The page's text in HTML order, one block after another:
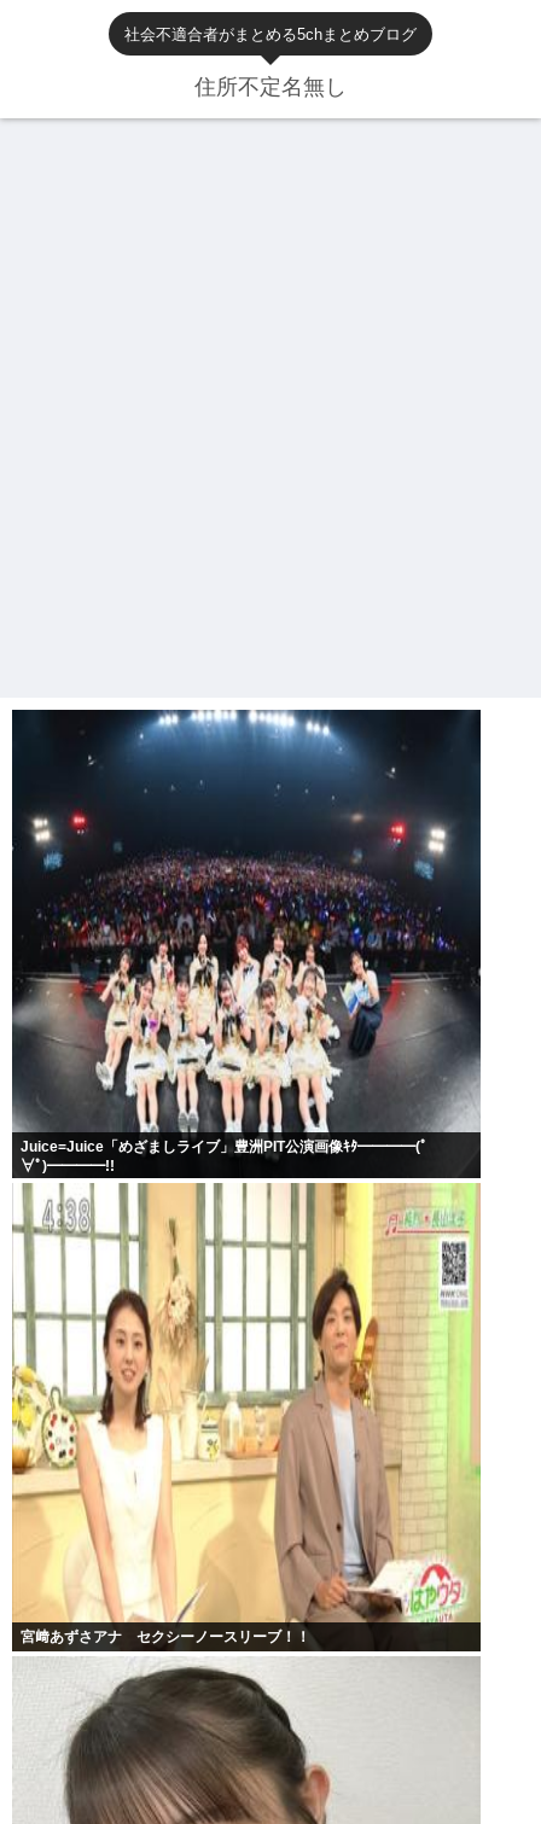
社会不適合者がまとめる5chまとめブログ
住所不定名無し
Juice=Juice「めざましライブ」豊洲PIT公演画像ｷﾀ━━━━(ﾟ
∀ﾟ)━━━━!!
宮﨑あずさアナ セクシーノースリーブ！！